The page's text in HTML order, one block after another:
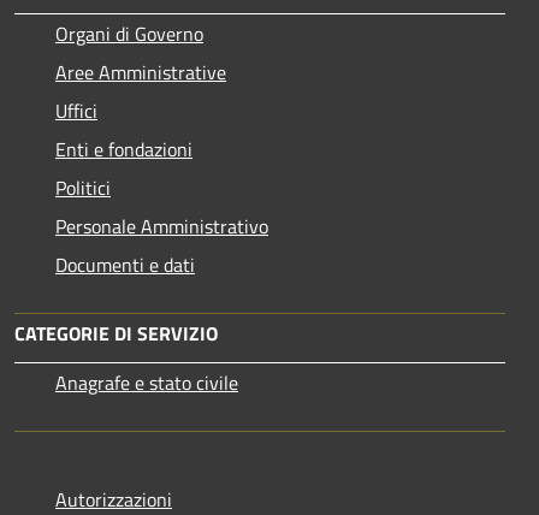
Organi di Governo
Aree Amministrative
Uffici
Enti e fondazioni
Politici
Personale Amministrativo
Documenti e dati
CATEGORIE DI SERVIZIO
Anagrafe e stato civile
Autorizzazioni